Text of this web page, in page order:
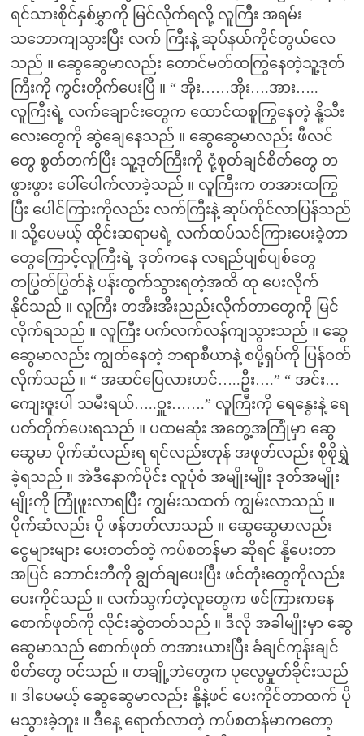
ရင်သားစိုင်နှစ်မွှာကို မြင်လိုက်ရလို့ လူကြီး အရမ်း
သဘောကျသွားပြီး လက် ကြီးနဲ့ ဆုပ်နယ်ကိုင်တွယ်လေ
သည် ။ ဆွေဆွေမာလည်း တောင်မတ်ထကြွနေတဲ့သူ့ဒုတ်
ကြီးကို ကွင်းတိုက်ပေးပြီ ။ “ အိုး……အိုး….အား…..
လူကြီးရဲ့ လက်ချောင်းတွေက ထောင်ထစူကြွနေတဲ့ နို့သီး
လေးတွေကို ဆွဲချေနေသည် ။ ဆွေဆွေမာလည်း ဖီလင်
တွေ စွတ်တက်ပြီး သူ့ဒုတ်ကြီးကို ငုံ့စုတ်ချင်စိတ်တွေ တ
ဖွားဖွား ပေါ်ပေါက်လာခဲ့သည် ။ လူကြီးက တအားထကြွ
ပြီး ပေါင်ကြားကိုလည်း လက်ကြီးနဲ့ ဆုပ်ကိုင်လာပြန်သည်
။ သို့ပေမယ့် ထိုင်းဆရာမရဲ့ လက်ထပ်သင်ကြားပေးခဲ့တာ
တွေကြောင့်လူကြီးရဲ့ ဒုတ်ကနေ လရည်ပျစ်ပျစ်တွေ
တပြွတ်ပြွတ်နဲ့ ပန်းထွက်သွားရတဲ့အထိ ထု ပေးလိုက်
နိုင်သည် ။ လူကြီး တအီးအီးညည်းလိုက်တာတွေကို မြင်
လိုက်ရသည် ။ လူကြီး ပက်လက်လန်ကျသွားသည် ။ ဆွေ
ဆွေမာလည်း ကျွတ်နေတဲ့ ဘရာစီယာနဲ့ စပို့ရှပ်ကို ပြန်ဝတ်
လိုက်သည် ။ “ အဆင်ပြေလားဟင်…..ဦး….” “ အင်း…
ကျေးဇူးပါ သမီးရယ်…..ဝှူး…….” လူကြီးကို ရေနွေးနဲ့ ရေ
ပတ်တိုက်ပေးရသည် ။ ပထမဆုံး အတွေ့အကြုံမှာ ဆွေ
ဆွေမာ ပိုက်ဆံလည်းရ ရင်လည်းတုန် အဖုတ်လည်း စိုစိုရွှဲ
ခဲ့ရသည် ။ အဲဒီနောက်ပိုင်း လူပုံစံ အမျိုးမျိုး ဒုတ်အမျိုး
မျိုးကို ကြုံဖူးလာရပြီး ကျွမ်းသထက် ကျွမ်းလာသည် ။
ပိုက်ဆံလည်း ပို ဖန်တတ်လာသည် ။ ဆွေဆွေမာလည်း
ငွေများများ ပေးတတ်တဲ့ ကပ်စတန်မာ ဆိုရင် နို့ပေးတာ
အပြင် ဘောင်းဘီကို ချွတ်ချပေးပြီး ဖင်တုံးတွေကိုလည်း
ပေးကိုင်သည် ။ လက်သွက်တဲ့လူတွေက ဖင်ကြားကနေ
စောက်ဖုတ်ကို လိုင်းဆွဲတတ်သည် ။ ဒီလို အခါမျိုးမှာ ဆွေ
ဆွေမာသည် စောက်ဖုတ် တအားယားပြီး ခံချင်ကုန်းချင်
စိတ်တွေ ဝင်သည် ။ တချို့ဘဲတွေက ပုလွေမှုတ်ခိုင်းသည်
။ ဒါပေမယ့် ဆွေဆွေမာလည်း နို့နဲ့ဖင် ပေးကိုင်တာထက် ပို
မသွားခဲ့ဘူး ။ ဒီနေ့ ရောက်လာတဲ့ ကပ်စတန်မာကတော့